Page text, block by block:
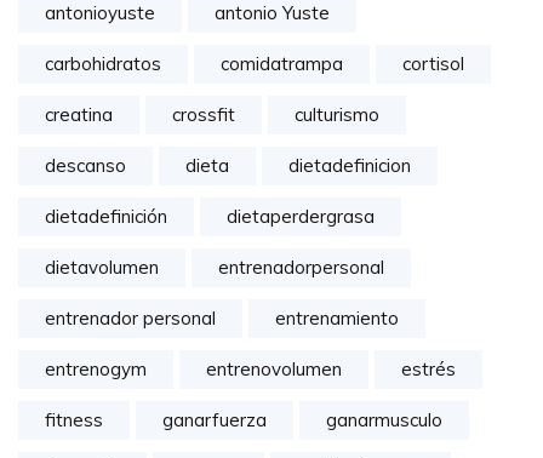
antonioyuste antonio Yuste
carbohidratos comidatrampa cortisol
creatina crossfit culturismo
descanso dieta dietadefinicion
dietadefinición dietaperdergrasa
dietavolumen entrenadorpersonal
entrenador personal entrenamiento
entrenogym entrenovolumen estrés
fitness ganarfuerza ganarmusculo